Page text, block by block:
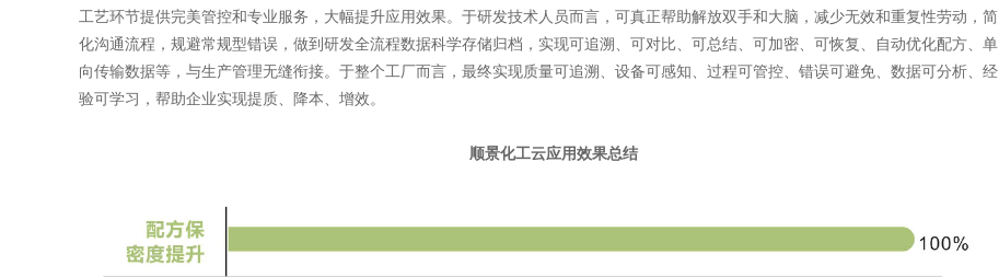
工艺环节提供完美管控和专业服务，大幅提升应用效果。于研发技术人员而言，可真正帮助解放双手和大脑，减少无效和重复性劳动，简
化沟通流程，规避常规型错误，做到研发全流程数据科学存储归档，实现可追溯、可对比、可总结、可加密、可恢复、自动优化配方、单
向传输数据等，与生产管理无缝衔接。于整个工厂而言，最终实现质量可追溯、设备可感知、过程可管控、错误可避免、数据可分析、经
验可学习，帮助企业实现提质、降本、增效。
顺景化工云应用效果总结